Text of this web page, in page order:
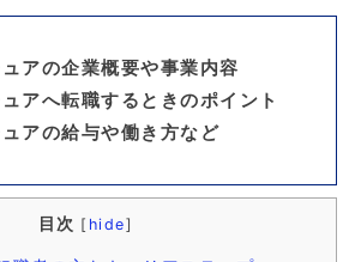
アの企業概要や事業内容
アへ転職するときのポイント
アの給与や働き方など
目次 [ hide]